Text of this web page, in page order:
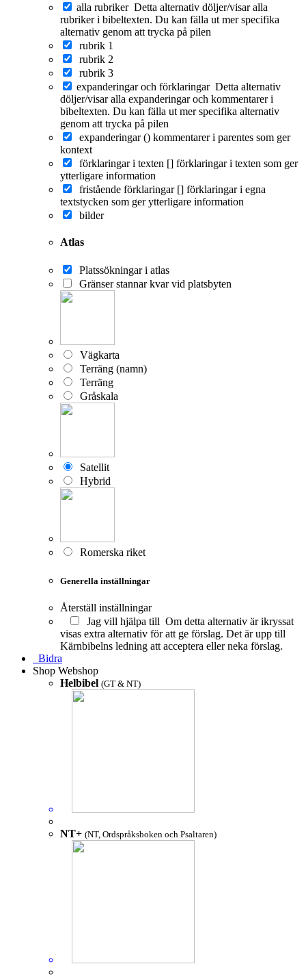
alla rubriker Detta alternativ döljer/visar alla
rubriker i bibeltexten. Du kan fälla ut mer specifika
alternativ genom att trycka på pilen
rubrik 1
rubrik 2
rubrik 3
expanderingar och förklaringar Detta alternativ
döljer/visar alla expanderingar och kommentarer i
bibeltexten. Du kan fälla ut mer specifika alternativ
genom att trycka på pilen
expanderingar () kommentarer i parentes som ger
kontext
förklaringar i texten [] förklaringar i texten som ger
ytterligare information
fristående förklaringar [] förklaringar i egna
textstycken som ger ytterligare information
bilder
Atlas
Platssökningar i atlas
Gränser stannar kvar vid platsbyten
Vägkarta
Terräng (namn)
Terräng
Gråskala
Satellit
Hybrid
Romerska riket
Generella inställningar
Återställ inställningar
Jag vill hjälpa till Om detta alternativ är ikryssat
visas extra alternativ för att ge förslag. Det är upp till
Kärnbibelns ledning att acceptera eller neka förslag.
Bidra
Shop Webshop
Helbibel (GT & NT)
NT+ (NT, Ordspråksboken och Psaltaren)